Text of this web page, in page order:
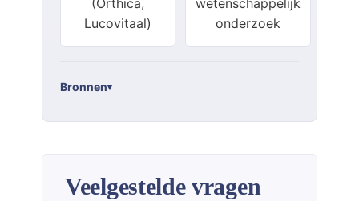
(Orthica,
Lucovitaal)
wetenschappelijk
onderzoek
Bronnen
Veelgestelde vragen